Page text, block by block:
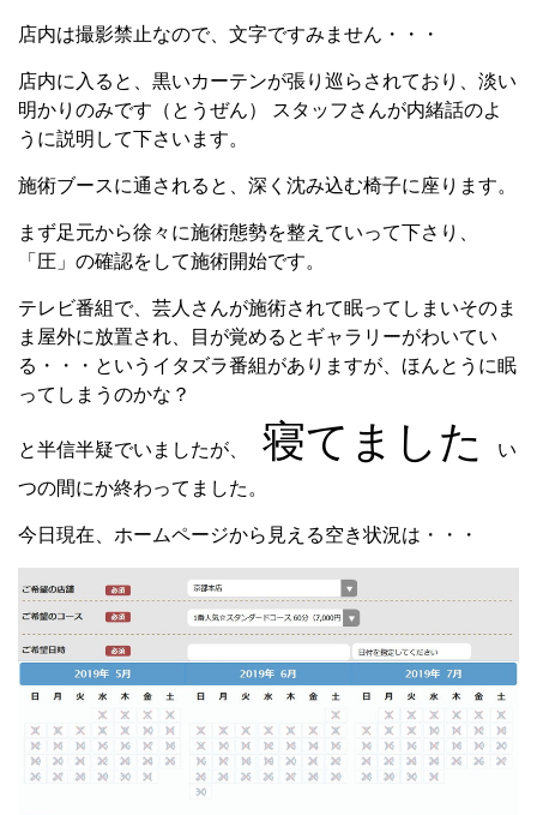
店内は撮影禁止なので、文字ですみません・・・
店内に入ると、黒いカーテンが張り巡らされており、淡い
明かりのみです（とうぜん） スタッフさんが内緒話のよ
うに説明して下さいます。
施術ブースに通されると、深く沈み込む椅子に座ります。
まず足元から徐々に施術態勢を整えていって下さり、
「圧」の確認をして施術開始です。
テレビ番組で、芸人さんが施術されて眠ってしまいそのま
ま屋外に放置され、目が覚めるとギャラリーがわいてい
る・・・というイタズラ番組がありますが、ほんとうに眠
ってしまうのかな？
と半信半疑でいましたが、 寝てました
い
つの間にか終わってました。
今日現在、ホームページから見える空き状況は・・・